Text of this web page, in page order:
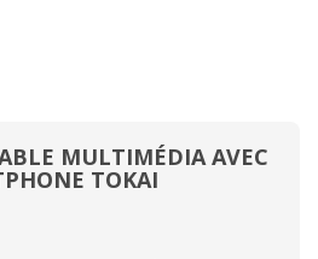
MULTIMÉDIA AVEC
TOKAI